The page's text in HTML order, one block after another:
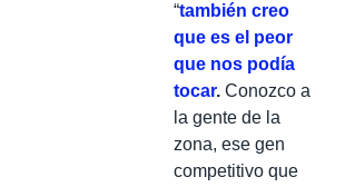
“también creo
que es el peor
que nos podía
tocar. Conozco a
la gente de la
zona, ese gen
competitivo que